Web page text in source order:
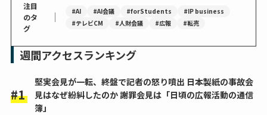
注目
のタ
グ
｜ #AI #AI会議 #forStudents
#IP business
#テレビCM
#人財会議 #広報 #転売
週間アクセスランキング
堅実会見が一転、終盤で記者の怒り噴出 日本製紙の事故会
見はなぜ紛糾したのか 謝罪会見は「日頃の広報活動の通信
簿」